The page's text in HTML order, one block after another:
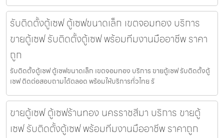
รับติดตั้งตู้เซฟ ตู้เซฟขนาดเล็ก เขตจอมทอง บริการ
ขายตู้เซฟ รับติดตั้งตู้เซฟ พร้อมทีมงานมืออาชีพ ราคา
ถูก
รับติดตั้งตู้เซฟ ตู้เซฟขนาดเล็ก เขตจอมทอง บริการ ขายตู้เซฟ รับติดตั้งตู้
เซฟ ติดต่อสอบถามได้ตลอด พร้อมให้บริการทั่วไทย รั
ขายตู้เซฟ ตู้เซฟร้านทอง นครราชสีมา บริการ ขายตู้
เซฟ รับติดตั้งตู้เซฟ พร้อมทีมงานมืออาชีพ ราคาถูก